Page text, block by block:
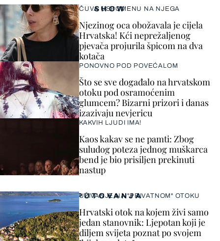
SHOW
ČUVA USPOMENU NA NJEGA
Njezinog oca obožavala je cijela
Hrvatska! Kći neprežaljenog
pjevača projurila špicom na dva
kotača
PONOVNO POD POVEĆALOM
Što se sve događalo na hrvatskom
otoku pod osramoćenim
glumcem? Bizarni prizori i danas
izazivaju nevjericu
KAKVIH LJUDI IMA!
Kaos kakav se ne pamti: Zbog
suludog poteza jednog muškarca
bend je bio prisiljen prekinuti
nastup
PUTOVANJA
UŽIVANJE NA "PRIVATNOM" OTOKU
Hrvatski otok na kojem živi samo
jedan stanovnik: Ljepotan koji je
diljem svijeta poznat po svojem